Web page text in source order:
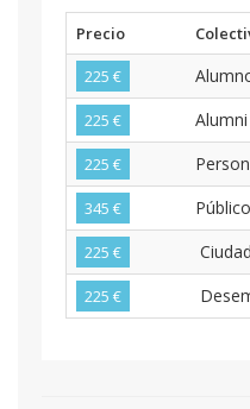
Precio
225 €
225 € Alumni
225 €
345 €
225 €
225 €